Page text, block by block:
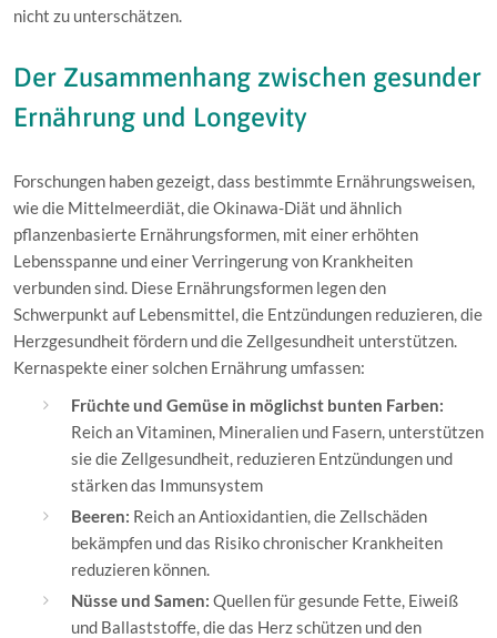
1.9 ... weitere Beiträge zur Ernährung
mehr ist
nicht zu unterschätzen.
Der Zusammenhang zwischen gesunder
Ernährung und Longevity
Forschungen haben gezeigt, dass bestimmte Ernährungsweisen,
wie die Mittelmeerdiät, die Okinawa-Diät und ähnlich
pflanzenbasierte Ernährungsformen, mit einer erhöhten
Lebensspanne und einer Verringerung von Krankheiten
verbunden sind. Diese Ernährungsformen legen den
Schwerpunkt auf Lebensmittel, die Entzündungen reduzieren, die
Herzgesundheit fördern und die Zellgesundheit unterstützen.
Kernaspekte einer solchen Ernährung umfassen:
Früchte und Gemüse in möglichst bunten Farben:
Reich an Vitaminen, Mineralien und Fasern, unterstützen
sie die Zellgesundheit, reduzieren Entzündungen und
stärken das Immunsystem
Beeren: Reich an Antioxidantien, die Zellschäden
bekämpfen und das Risiko chronischer Krankheiten
reduzieren können.
Nüsse und Samen: Quellen für gesunde Fette, Eiweiß
und Ballaststoffe, die das Herz schützen und den